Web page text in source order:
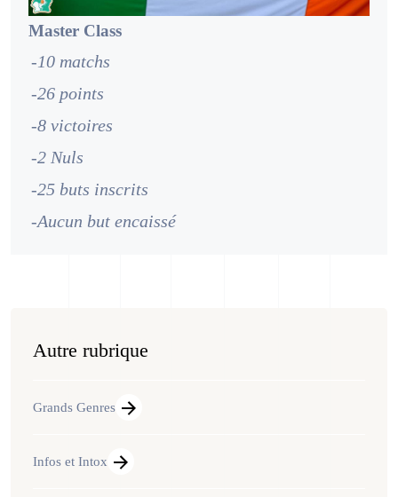
Master Class
-10 matchs
-26 points
-8 victoires
-2 Nuls
-25 buts inscrits
-Aucun but encaissé
Autre rubrique
Grands Genres
Infos et Intox